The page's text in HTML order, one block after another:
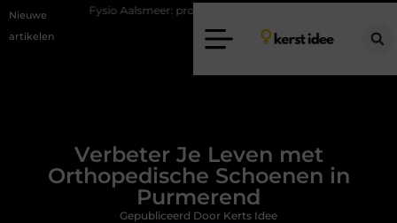
Nieuwe
artikelen
Aalsmeer: professionele hulp bij pijn en bewegingsklachten
Verbeter Je Leven met
Orthopedische Schoenen in
Purmerend
Gepubliceerd Door Kerts Idee